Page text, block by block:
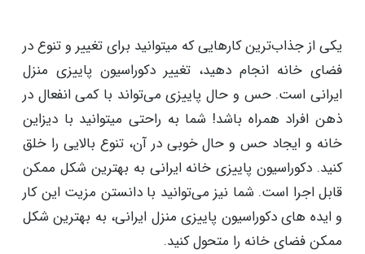
یکی از جذاب‌ترین کارهایی که میتوانید برای تغییر و تنوع در
فضای خانه انجام دهید، تغییر دکوراسیون پاییزی منزل
ایرانی است. حس و حال پاییزی می‌تواند با کمی انفعال در
ذهن افراد همراه باشد! شما به راحتی میتوانید با دیزاین
خانه و ایجاد حس و حال خوبی در آن، تنوع بالایی را خلق
کنید. دکوراسیون پاییزی خانه ایرانی به بهترین شکل ممکن
قابل اجرا است. شما نیز می‌توانید با دانستن مزیت این کار
و ایده های دکوراسیون پاییزی منزل ایرانی، به بهترین شکل
ممکن فضای خانه را متحول کنید.